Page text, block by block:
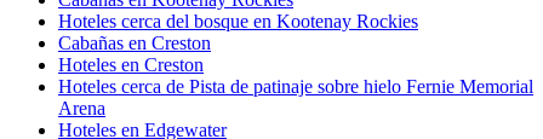
Hoteles cerca del bosque en Kootenay Rockies
Cabañas en Creston
Hoteles en Creston
Hoteles cerca de Pista de patinaje sobre hielo Fernie Memorial
Arena
Hoteles en Edgewater